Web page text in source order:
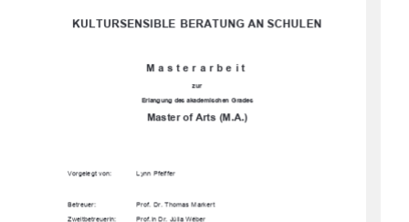
KULTURSENSIBLE BERATUNG AN SCHULEN
Masterarbeit
zur
Erlangung  des  akademischen  Grades
Master of Arts (M.A.)
Vorgelegt von: Lynn Pfeiffer
Betreuer: Prof. Dr. Thomas Markert
Zweitbetreuerin: Prof.in Dr. Júlia Wéber